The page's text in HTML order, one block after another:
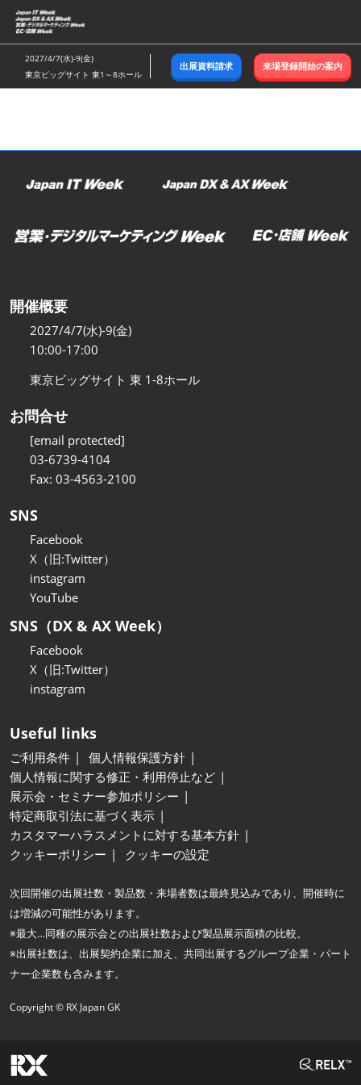
ス
キ
ッ
し
む
2027/4/7(水)-9(金)
東京ビッグサイト 東1～8ホール
出展資料請求 来場登録開始の案内
開催概要
2027/4/7(水)-9(金)
10:00-17:00
東京ビッグサイト 東 1-8ホール
お問合せ
[email protected]
03-6739-4104
Fax: 03-4563-2100
SNS
Facebook
X（旧:Twitter）
instagram
YouTube
SNS（DX & AX Week）
Facebook
X（旧:Twitter）
instagram
Useful links
ご利用条件
個人情報保護方針
個人情報に関する修正・利用停止など
展示会・セミナー参加ポリシー
特定商取引法に基づく表示
カスタマーハラスメントに対する基本方針
クッキーポリシー
クッキーの設定
次回開催の出展社数・製品数・来場者数は最終見込みであり、開催時に
は増減の可能性があります。
※最大…同種の展示会との出展社数および製品展示面積の比較。
※出展社数は、出展契約企業に加え、共同出展するグループ企業・パート
ナー企業数も含みます。
Copyright © RX Japan GK